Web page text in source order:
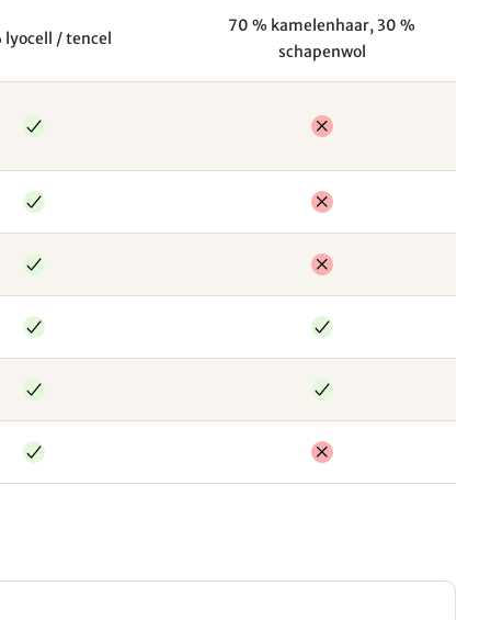
lyocell / tencel
70 % kamelenhaar, 30 %
schapenwol